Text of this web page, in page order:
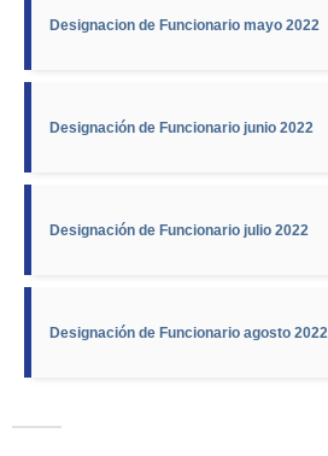
Designacion de Funcionario mayo 2022
Designación de Funcionario junio 2022
Designación de Funcionario julio 2022
Designación de Funcionario agosto 2022